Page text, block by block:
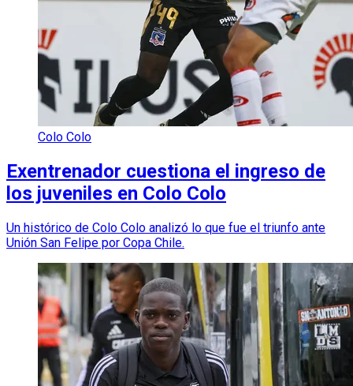
Colo Colo
Exentrenador cuestiona el ingreso de
los juveniles en Colo Colo
Un histórico de Colo Colo analizó lo que fue el triunfo ante
Unión San Felipe por Copa Chile.